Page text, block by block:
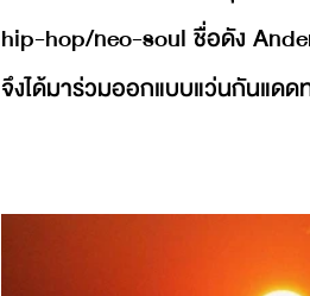
hip-hop/neo-soul ชื่อดัง
จึงได้มาร่วมออกแบบแว่นกันแด